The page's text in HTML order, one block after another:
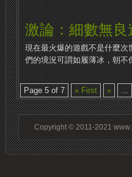
激論：細數無良
現在最火爆的遊戲不是什麼
們的境況可謂如履薄冰，朝不
Page 5 of 7 « First « ...
Copyright © 2011-2021